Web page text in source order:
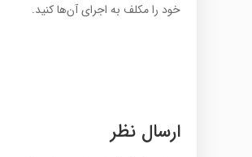
خود را مکلف به اجرای آن‌ها کنید.
ارسال نظر